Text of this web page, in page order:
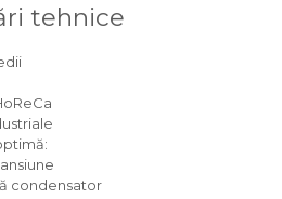
tehnice
condensator